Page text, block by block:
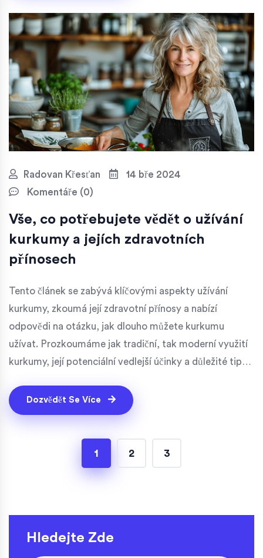
Radovan Křesťan
14 bře 2024
Komentáře (0)
Vše, co potřebujete vědět o užívání
kurkumy a jejích zdravotních
přínosech
Tento článek se zabývá klíčovými aspekty užívání
kurkumy, zkoumá její zdravotní přínosy a nabízí
odpovědi na otázku, jak dlouho můžete kurkumu
užívat. Prozkoumáme jak tradiční, tak moderní využití
kurkumy, její potenciální vedlejší účinky a důležité tipy
ucelený přehled, aby mohli využívat kurkumy jako
součásti svého zdravého životního stylu informovaně a
Dozvědět Se Více
1 2 3
Hledejte Zde